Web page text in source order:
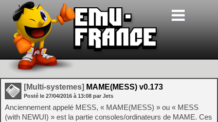
[Multi-systemes] MAME(MESS) v0.173
Posté le 27/04/2016 à 13:08 par Jets
Anciennement appelé MESS, « MAME(MESS) » ou « MESS
(with NEWUI) » est la partie consoles/ordinateurs de MAME. Ces